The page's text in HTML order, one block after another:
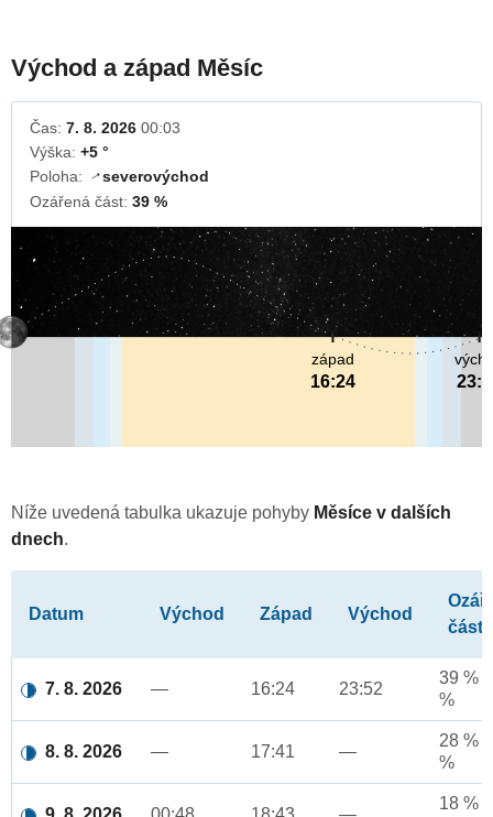
Východ a západ Měsíc
Čas: 7. 8. 2026 00:03
Výška: +5 °
Poloha:
↓severovýchod
Ozářená část: 39 %
západ
16:24
Níže uvedená tabulka ukazuje pohyby Měsíce v dalších
dnech.
Datum Východ Západ Východ
část
7. 8. 2026 — 16:24 23:52
39 %
%
8. 8. 2026 — 17:41 —
28 %
%
18 %